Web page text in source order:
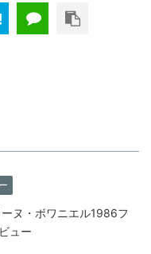
ヌ・ボワニエル1986フ
ュー